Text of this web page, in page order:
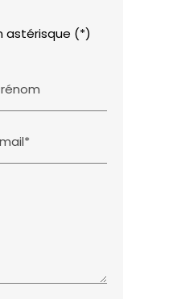
astérisque (*)